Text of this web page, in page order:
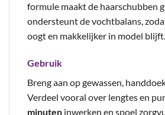
formule maakt de haarschubben
ondersteunt de vochtbalans,
oogt en makkelijker in model blijft.
Gebruik
Breng aan op gewassen,
Verdeel vooral over lengtes en
minuten inwerken en spoel